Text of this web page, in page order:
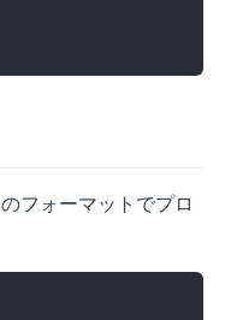
のフォーマットでプロ